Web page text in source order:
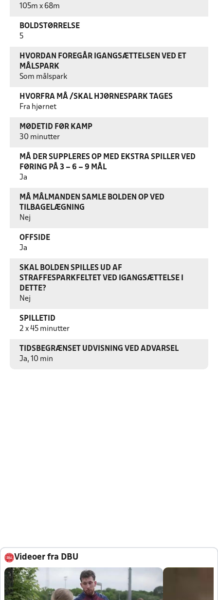
105m x 68m
BOLDSTØRRELSE
5
HVORDAN FOREGÅR IGANGSÆTTELSEN VED ET
MÅLSPARK
Som målspark
HVORFRA MÅ /SKAL HJØRNESPARK TAGES
Fra hjørnet
MØDETID FØR KAMP
30 minutter
MÅ DER SUPPLERES OP MED EKSTRA SPILLER VED
FØRING PÅ 3 – 6 – 9 MÅL
Ja
MÅ MÅLMANDEN SAMLE BOLDEN OP VED
TILBAGELÆGNING
Nej
OFFSIDE
Ja
SKAL BOLDEN SPILLES UD AF
STRAFFESPARKFELTET VED IGANGSÆTTELSE I
DETTE?
Nej
SPILLETID
2 x 45 minutter
TIDSBEGRÆNSET UDVISNING VED ADVARSEL
Ja, 10 min
Videoer fra DBU